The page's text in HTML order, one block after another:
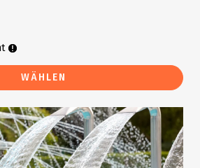
WÄHLEN